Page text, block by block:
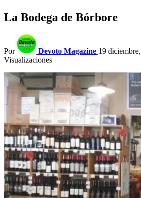
La Bodega de Bórbore
Por Devoto Magazine 19
Visualizaciones